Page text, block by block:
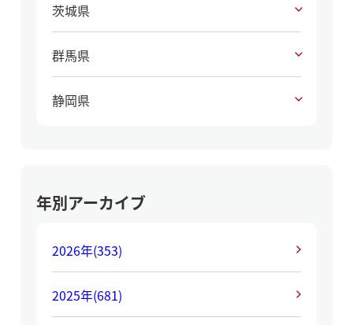
茨城県
群馬県
静岡県
年別アーカイブ
2026年(353)
2025年(681)